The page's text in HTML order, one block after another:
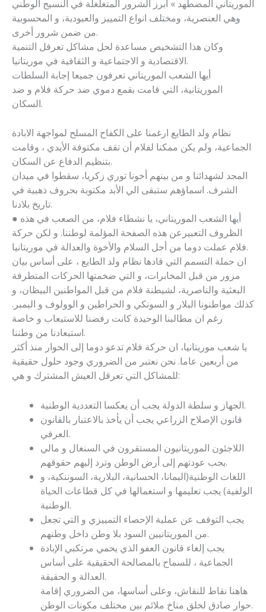
الموريتاني المضطهد » أبرز الشرور المتغلغلة في النسيج الوطني
وهي العنصرية، ومختلف انواع التمييز والعبودية، و المحسوبية
من ضمن شرور أخرى.
وكان هذا التشخيص مساعدة لحل مشاكل تعرقل التنمية
الاقتصادية و الاجتماعية و الثقافية في موريتانيا.
أيها الشعب الموريتاني تعرفون جميعا إجابة السلطات
الموريتانية، التي قامت بقمع دموي ضد حركة فلام و ضد
السكان.
نظام ولد الطايع ارغمنا على الكفاح المسلح لمواجهة الابادة
الجماعية، ولم يكن ممكنا لفلام أن تقف مكتوفة الأيدي ، وقامت
بتنظيم الدفاع عن السكان.
المجد لشهدائنا و من بينهم أخونا توري زكريا، سقطوا في ميدان
الشرف. اسماؤهم ستبقى الي الأبد مكتوبة بحروف ذهبية في
تاريخ بلادنا.
● أيها الشعب الموريتاني، يا نشطاء فلام، من الصعب في هذه
الظروف التعبيرعن هذه الصفحة المؤلمة لوطننا. و لكن حركة
فلام عملت دوما من أجل السلام والأخوة والعدالة في موريتانيا.
ان حملة التسمم التي قادها نظام ولد الطايع ، على أساس بيان
مزور من قبل المخابرات، و التي ضخمتها الحركات المتطرفة
البعثية والناصرية، لشيطنة فلام من قبل المواطنين البيظان، و
كذلك مواطنونا البلار و السونكي و الحراطين و الوولوف و البمبر.
رغم ان مطالبنا الوحيدة كانت رفضنا للاستيعاب و خاصة
استبعادنا من وطننا.
يا شعب موريتانيا، ان حركة فلام تدعو دوما إلى الحوار منذ أكثر
من أربعين عاما. نحن نعتبر من الضروري وجود حلول حقيقية
للمشاكل التي تعرقل العيش المشترك و هي:
الجهاز و سلطة الدولة يجب أن يعكسا التعددية الوطنية.
قانون الإصلاح الزراعي يجب أن يأخذ بالاعتبار بالقانون
العرفي.
اللاجئون الموريتانيون المستقرون في السنغال و مالي
يجب عودتهم إلى أرض الوطن وترد إليهم حقوقهم.
اللغات الوطنية(البمانا، الحسانية، البلارية، السوننكية، و
الولفية) يجب تعليمها و استعمالها في كل قطاعات الحياة
الوطنية.
يجب التوقف عن عملية الإحصاء التمييزي و التي تجعل
من الموريتانيين السود بلا وطن داخل وطنهم.
يجب إلغاء قانون العفو الذي يحمي مرتكبي الإبادة
الجماعية ، للسماح بالمصالحة الحقيقية على أساس
العدالة و الحقيقة.
هاهنا نقاط للنقاش، وعلى أساسها، من الضروري إقامة
حوار صادق لخلق مناخ ملائم بين مختلف مكونات الوطن.